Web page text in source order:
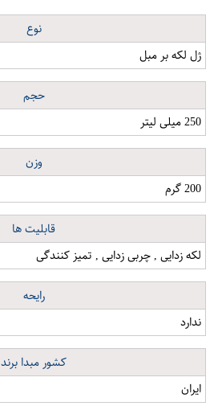
نوع
ژل لکه بر مبل
حجم
250 میلی لیتر
وزن
200 گرم
قابلیت ها
لکه زدایی , چربی زدایی , تمیز کنندگی
رایحه
ندارد
کشور مبدا برند
ایران